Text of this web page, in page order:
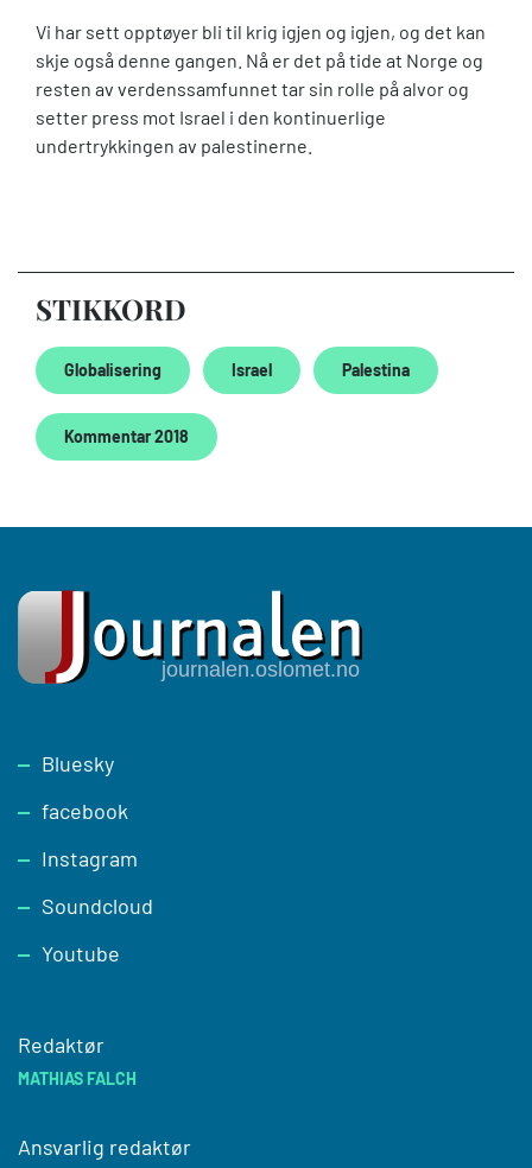
Vi har sett opptøyer bli til krig igjen og igjen, og det kan
skje også denne gangen. Nå er det på tide at Norge og
resten av verdenssamfunnet tar sin rolle på alvor og
setter press mot Israel i den kontinuerlige
undertrykkingen av palestinerne.
STIKKORD
Globalisering Israel Palestina
Kommentar 2018
Footer
Bluesky
facebook
Instagram
Soundcloud
Youtube
Redaktør
MATHIAS FALCH
Ansvarlig redaktør